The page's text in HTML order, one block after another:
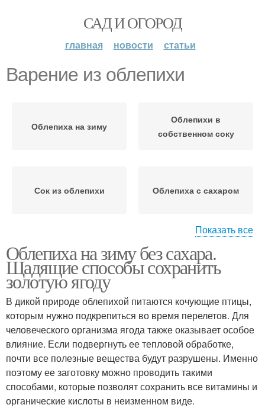
САД И ОГОРОД
главная новости статьи
Варение из облепихи
Облепиха на зиму
Облепихи в
собственном соку
Сок из облепихи Облепиха с сахаром
Облепиха без варки Желе из облепихи
Протертая облепиха Облепихи с сахаром
Облепиха в
собственном соку
Показать все
Облепиха на зиму без сахара.
Щадящие способы сохранить
золотую ягоду
В дикой природе облепихой питаются кочующие птицы,
которым нужно подкрепиться во время перелетов. Для
человеческого организма ягода также оказывает особое
влияние. Если подвергнуть ее тепловой обработке,
почти все полезные вещества будут разрушены. Именно
поэтому ее заготовку можно проводить такими
способами, которые позволят сохранить все витамины и
органические кислоты в неизменном виде.